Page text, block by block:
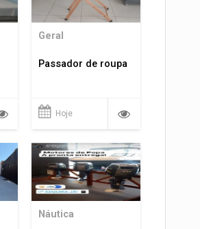
Geral
Passador de roupa
Hoje
Náutica